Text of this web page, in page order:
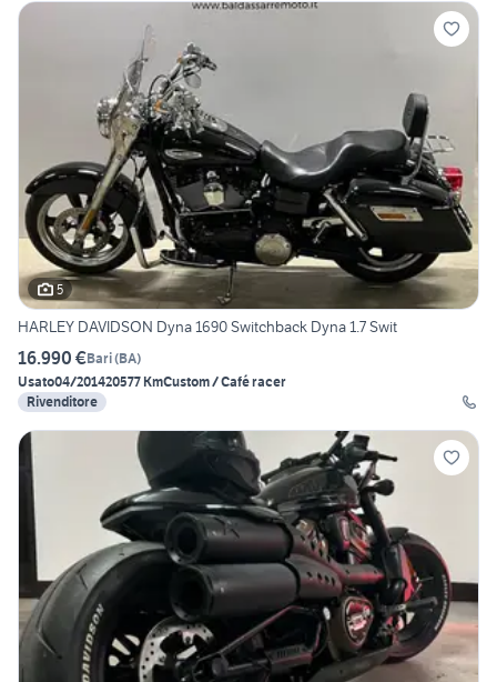
5
HARLEY DAVIDSON Dyna 1690 Switchback Dyna 1.7 Swit
16.990 €Bari(BA)
Usato04/201420577 KmCustom / Café racer
Rivenditore